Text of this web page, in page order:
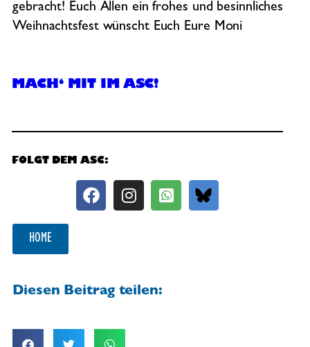
gebracht! Euch Allen ein frohes und besinnliches
Weihnachtsfest wünscht Euch Eure Moni
MACH‘ MIT IM ASC!
FOLGT DEM ASC:
HOME
Diesen Beitrag teilen: